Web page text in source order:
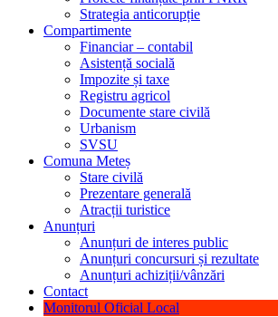
Strategia anticorupție
Compartimente
Financiar – contabil
Asistență socială
Impozite și taxe
Registru agricol
Documente stare civilă
Urbanism
SVSU
Comuna Meteș
Stare civilă
Prezentare generală
Atracții turistice
Anunțuri
Anunțuri de interes public
Anunțuri concursuri și rezultate
Anunțuri achiziții/vânzări
Contact
Monitorul Oficial Local